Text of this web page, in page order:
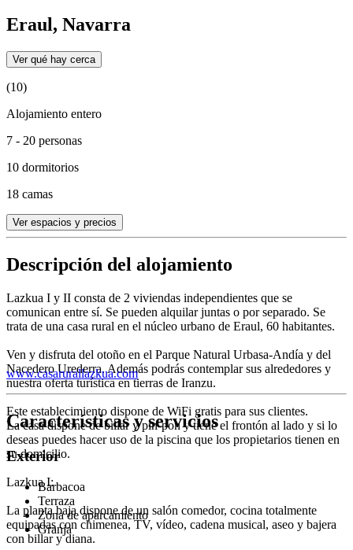
Eraul, Navarra
Ver qué hay cerca
(10)
Alojamiento entero
7 - 20 personas
10 dormitorios
18 camas
Ver espacios y precios
Descripción del alojamiento
Lazkua I y II consta de 2 viviendas independientes que se
comunican entre sí. Se pueden alquilar juntas o por separado. Se
trata de una casa rural en el núcleo urbano de Eraul, 60 habitantes.
Ven y disfruta del otoño en el Parque Natural Urbasa-Andía y del
Nacedero Urederra. Además podrás contemplar sus alrededores y
nuestra oferta turística en tierras de Iranzu.
Este establecimiento dispone de WiFi gratis para sus clientes.
La casa dispone de billar y pin-pon y tiene el frontón al lado y si lo
deseas puedes hacer uso de la piscina que los propietarios tienen en
su domicilio.
Lazkua I:
La planta baja dispone de un salón comedor, cocina totalmente
equipadas con chimenea, TV, vídeo, cadena musical, aseo y bajera
con billar y diana.
www.casarurallazkua.com
Características y servicios
Exterior
Barbacoa
Terraza
Zona de aparcamiento
Granja